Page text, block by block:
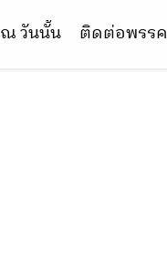
ณ วันนั้น ติดต่อพรรค